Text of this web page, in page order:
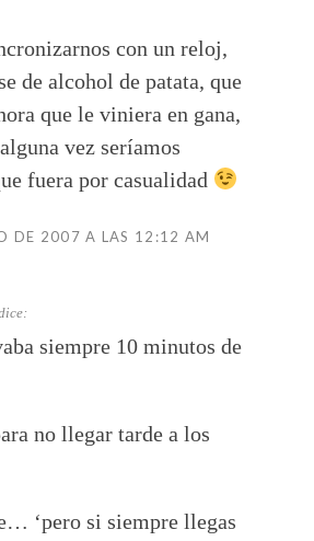
con un reloj,
de alcohol de patata, que
que le viniera en gana,
vez seríamos
fuera por casualidad
DE 2007 A LAS 12:12 AM
siempre 10 minutos de
no llegar tarde a los
‘pero si siempre llegas